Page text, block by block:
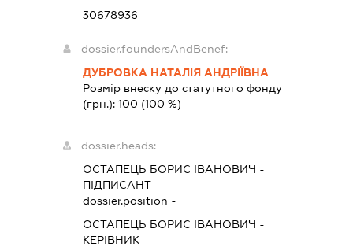
30678936
dossier.foundersAndBenef:
ДУБРОВКА НАТАЛІЯ АНДРІЇВНА
Розмір внеску до статутного фонду
(грн.): 100 (100 %)
dossier.heads:
ОСТАПЕЦЬ БОРИС ІВАНОВИЧ -
ПІДПИСАНТ
dossier.position -
ОСТАПЕЦЬ БОРИС ІВАНОВИЧ -
КЕРІВНИК